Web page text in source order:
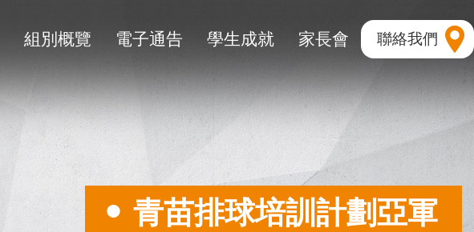
聯絡我們
組別概覽 電子通告 學生成就 家長會
青苗排球培訓計劃亞軍